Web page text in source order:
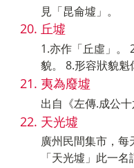
見「昆侖墟」。
丘墟
1.亦作「丘虛」。
貌。 8.形容狀貌魁
夷為廢墟
出自《左傳.成公
天光墟
廣州民間集市，
「天光墟」此一名